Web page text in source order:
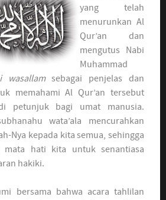
yang telah
menurunkan Al
Qur’an dan
mengutus Nabi
Muhammad
wasallamsebagai penjelas dan
memahami Al Qur’an tersebut
petunjuk bagi umat manusia.
wata’ala mencurahkan
Nya kepada kita semua, sehingga
mata hati kita untuk senantiasa
hakiki.
bersama bahwa acara tahlilan